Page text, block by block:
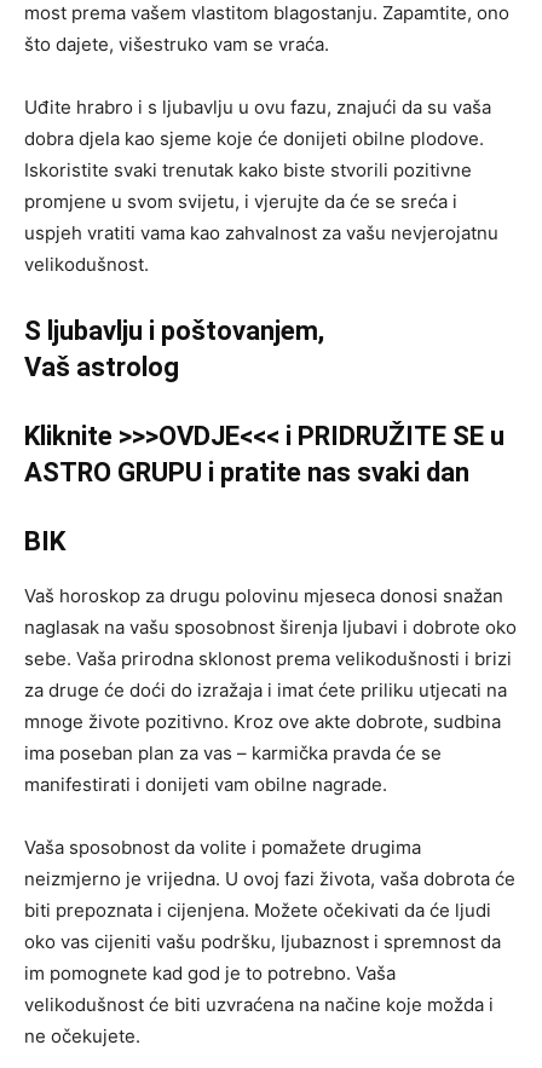
most prema vašem vlastitom blagostanju. Zapamtite, ono
što dajete, višestruko vam se vraća.
Uđite hrabro i s ljubavlju u ovu fazu, znajući da su vaša
dobra djela kao sjeme koje će donijeti obilne plodove.
Iskoristite svaki trenutak kako biste stvorili pozitivne
promjene u svom svijetu, i vjerujte da će se sreća i
uspjeh vratiti vama kao zahvalnost za vašu nevjerojatnu
velikodušnost.
S ljubavlju i poštovanjem,
Vaš astrolog
Kliknite >>>OVDJE<<< i PRIDRUŽITE SE u
ASTRO GRUPU i pratite nas svaki dan
BIK
Vaš horoskop za drugu polovinu mjeseca donosi snažan
naglasak na vašu sposobnost širenja ljubavi i dobrote oko
sebe. Vaša prirodna sklonost prema velikodušnosti i brizi
za druge će doći do izražaja i imat ćete priliku utjecati na
mnoge živote pozitivno. Kroz ove akte dobrote, sudbina
ima poseban plan za vas – karmička pravda će se
manifestirati i donijeti vam obilne nagrade.
Vaša sposobnost da volite i pomažete drugima
neizmjerno je vrijedna. U ovoj fazi života, vaša dobrota će
biti prepoznata i cijenjena. Možete očekivati da će ljudi
oko vas cijeniti vašu podršku, ljubaznost i spremnost da
im pomognete kad god je to potrebno. Vaša
velikodušnost će biti uzvraćena na načine koje možda i
ne očekujete.